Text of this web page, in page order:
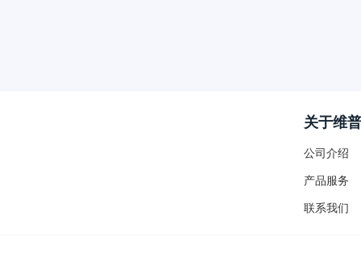
关于维普
公司介绍
产品服务
联系我们